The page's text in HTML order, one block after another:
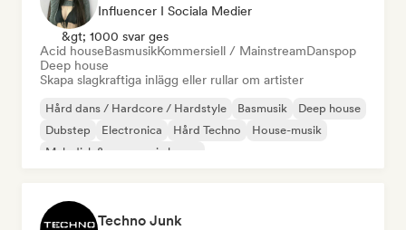
Influencer I Sociala Medier
&gt; 1000 svar ges
Acid houseBasmusikKommersiell / MainstreamDanspop
Deep house
Skapa slagkraftiga inlägg eller rullar om artister
Hård dans / Hardcore / Hardstyle Basmusik
Deep house
Dubstep
Electronica Hård Techno
House-musik
Melodisk & progressiv house
Techno Junk